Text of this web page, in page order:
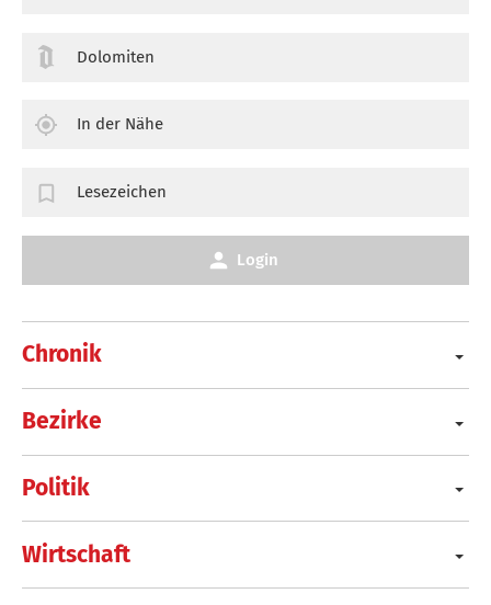
Chronik
Bezirke
Politik
Wirtschaft
Dolomiten
In der Nähe
Lesezeichen
Login